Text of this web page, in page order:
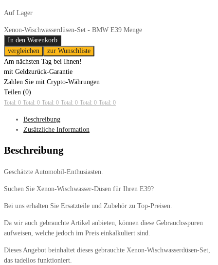
Auf Lager
Xenon-Wischwasserdüsen-Set - BMW E39 Menge
In den Warenkorb
vergleichen
zur Wunschliste
Am nächsten Tag bei Ihnen!
mit Geldzurück-Garantie
Zahlen Sie mit Crypto-Währungen
Teilen (0)
Total: 0 Total: 0 Total: 0 Total: 0 Total: 0 Total: 0
Beschreibung
Zusätzliche Information
Beschreibung
Geschätzte Automobil-Enthusiasten.
Suchen Sie Xenon-Wischwasser-Düsen für Ihren E39?
Bei uns erhalten Sie Ersatzteile und Zubehör zu Top-Preisen.
Da wir auch gebrauchte Artikel anbieten, können diese Gebrauchsspuren
aufweisen, welche jedoch im Preis einkalkuliert sind.
Dieses Angebot beinhaltet dieses gebrauchte Xenon-Wischwasserdüsen-Set,
das tadellos funktioniert.